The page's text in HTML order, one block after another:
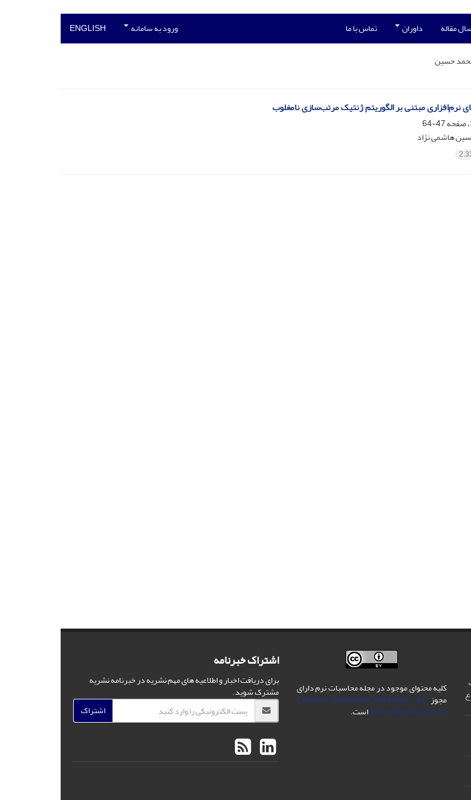
مقاله داوران تماس با ما ورود به سامانه ENGLISH
حسین
مبتنی بر الگوریتم ژنتیک مرتب‌سازی نامغلوب
47-64
هاشمی نژاد
کلیه محتوای موجود در مجله محاسبات نرم دارای
مجوز Creative Commons Attribution 4.0
International Licenseاست.
اشتراک خبرنامه
برای دریافت اخبار و اطلاعیه های مهم نشریه در خبرنامه نشریه
مشترک شوید.
اشتراک